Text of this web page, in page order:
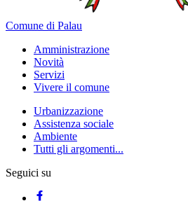
Comune di Palau
Amministrazione
Novità
Servizi
Vivere il comune
Urbanizzazione
Assistenza sociale
Ambiente
Tutti gli argomenti...
Seguici su